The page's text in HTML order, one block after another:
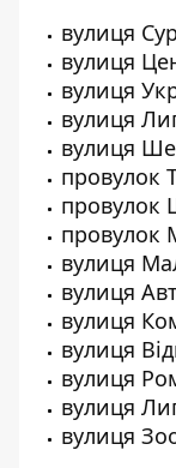
вулиця
вулиця
вулиця
вулиця
вулиця
провулок
провулок
провулок
вулиця
вулиця
вулиця
вулиця
вулиця
вулиця
вулиця